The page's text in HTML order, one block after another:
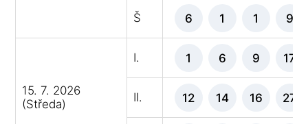
Š 6 1 1 9
15. 7. 2026
(Středa)
I. 1 6 9 17
II. 12 14 16 27